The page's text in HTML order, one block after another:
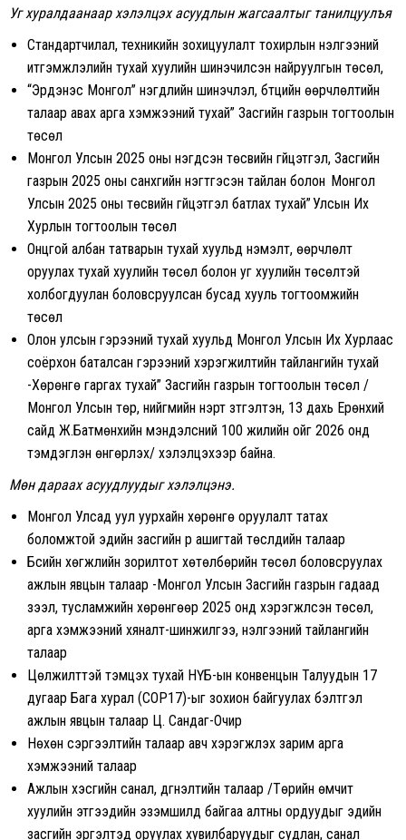
Уг хуралдаанаар хэлэлцэх асуудлын жагсаалтыг танилцуулъя
Стандартчилал, техникийн зохицуулалт тохирлын үнэлгээний
итгэмжлэлийн тухай хуулийн шинэчилсэн найруулгын төсөл,
“Эрдэнэс Монгол” нэгдлийн шинэчлэл, бүтцийн өөрчлөлтийн
талаар авах арга хэмжээний тухай” Засгийн газрын тогтоолын
төсөл
Монгол Улсын 2025 оны нэгдсэн төсвийн гүйцэтгэл, Засгийн
газрын 2025 оны санхүүгийн нэгтгэсэн тайлан болон Монгол
Улсын 2025 оны төсвийн гүйцэтгэл батлах тухай” Улсын Их
Хурлын тогтоолын төсөл
Онцгой албан татварын тухай хуульд нэмэлт, өөрчлөлт
оруулах тухай хуулийн төсөл болон уг хуулийн төсөлтэй
холбогдуулан боловсруулсан бусад хууль тогтоомжийн
төсөл
Олон улсын гэрээний тухай хуульд Монгол Улсын Их Хурлаас
соёрхон баталсан гэрээний хэрэгжилтийн тайлангийн тухай
-Хөрөнгө гаргах тухай” Засгийн газрын тогтоолын төсөл /
Монгол Улсын төр, нийгмийн нэрт зүтгэлтэн, 13 дахь Ерөнхий
сайд Ж.Батмөнхийн мэндэлсний 100 жилийн ойг 2026 онд
тэмдэглэн өнгөрүүлэх/ хэлэлцэхээр байна.
Мөн дараах асуудлуудыг хэлэлцэнэ.
Монгол Улсад уул уурхайн хөрөнгө оруулалт татах
боломжтой эдийн засгийн үр ашигтай төслүүдийн талаар
Бүсийн хөгжлийн зорилтот хөтөлбөрийн төсөл боловсруулах
ажлын явцын талаар -Монгол Улсын Засгийн газрын гадаад
зээл, тусламжийн хөрөнгөөр 2025 онд хэрэгжүүлсэн төсөл,
арга хэмжээний хяналт-шинжилгээ, үнэлгээний тайлангийн
талаар
Цөлжилттэй тэмцэх тухай НҮБ-ын конвенцын Талуудын 17
дугаар Бага хурал (СОР17)-ыг зохион байгуулах бэлтгэл
ажлын явцын талаар Ц. Сандаг-Очир
Нөхөн сэргээлтийн талаар авч хэрэгжүүлэх зарим арга
хэмжээний талаар
Ажлын хэсгийн санал, дүгнэлтийн талаар /Төрийн өмчит
хуулийн этгээдийн эзэмшилд байгаа алтны ордуудыг эдийн
засгийн эргэлтэд оруулах хувилбаруудыг судлан, санал